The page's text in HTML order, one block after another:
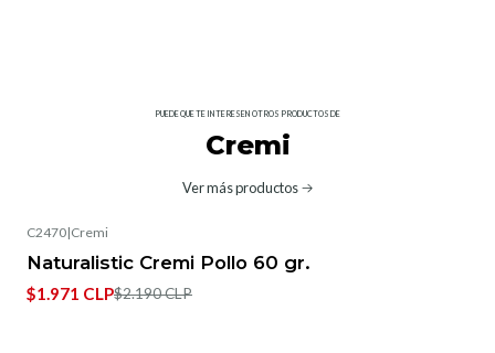
PUEDE QUE TE INTERESEN OTROS PRODUCTOS DE
Cremi
Ver más productos
C2470|Cremi
Naturalistic Cremi Pollo 60 gr.
$1.971 CLP$2.190 CLP